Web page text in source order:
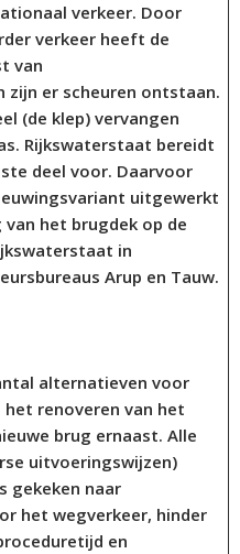
verkeer. Door
verkeer heeft de
van
zijn er scheuren ontstaan.
(de klep) vervangen
Rijkswaterstaat bereidt
deel voor. Daarvoor
uitgewerkt
het brugdek op de
in
Arup en Tauw.
alternatieven voor
renoveren van het
brug ernaast. Alle
uitvoeringswijzen)
gekeken naar
het wegverkeer, hinder
en